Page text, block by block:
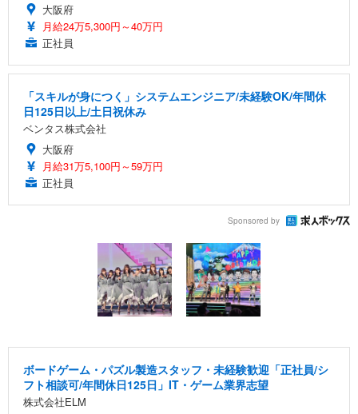
大阪府
月給24万5,300円～40万円
正社員
「スキルが身につく」システムエンジニア/未経験OK/年間休
日125日以上/土日祝休み
ベンタス株式会社
大阪府
月給31万5,100円～59万円
正社員
Sponsored by
ボードゲーム・パズル製造スタッフ・未経験歓迎「正社員/シ
フト相談可/年間休日125日」IT・ゲーム業界志望
株式会社ELM